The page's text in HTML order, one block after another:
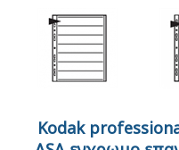
135-36 έγχρωμο φιλμ
35mm.
Kenro ριζόχαρτο
αρχειοθέτησης φιλμ
Kodak